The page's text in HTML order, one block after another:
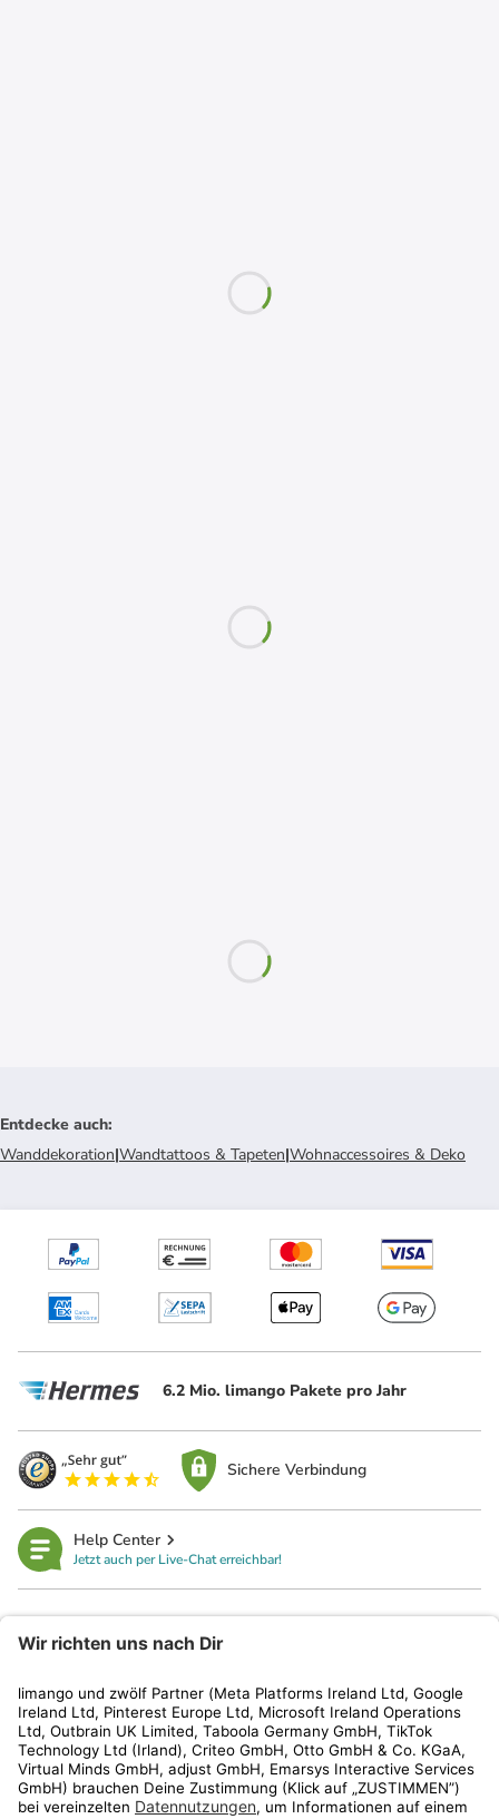
Entdecke auch:
Wanddekoration|Wandtattoos & Tapeten|Wohnaccessoires & Deko
6.2 Mio. limango Pakete pro Jahr
Sichere Verbindung
Help Center
Jetzt auch per Live-Chat erreichbar!
Kundenservice
Shop